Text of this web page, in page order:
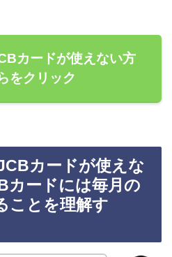
カードが使えない方
をクリック
カードが使えな
カードには毎月の
ことを理解す